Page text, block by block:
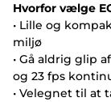
Hvorfor vælge
• Lille og
miljø
• Gå aldrig glip
og 23 fps
• Velegnet til at